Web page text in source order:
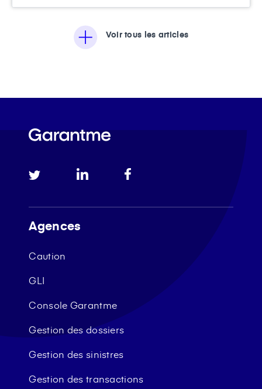
Voir tous les articles
Agences
Caution
GLI
Console Garantme
Gestion des dossiers
Gestion des sinistres
Gestion des transactions